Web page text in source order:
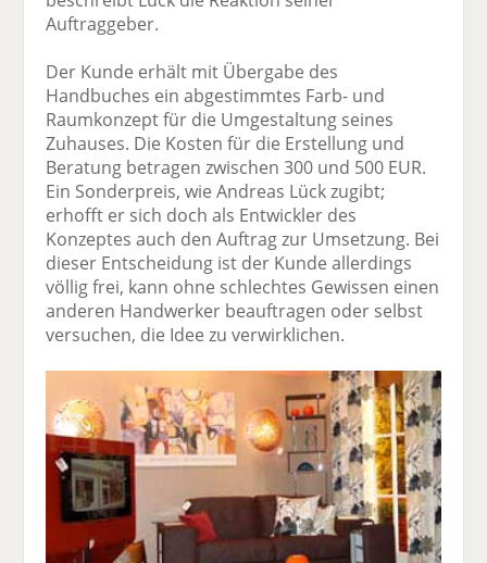
Auftraggeber.
Der Kunde erhält mit Übergabe des
Handbuches ein abgestimmtes Farb- und
Raumkonzept für die Umgestaltung seines
Zuhauses. Die Kosten für die Erstellung und
Beratung betragen zwischen 300 und 500 EUR.
Ein Sonderpreis, wie Andreas Lück zugibt;
erhofft er sich doch als Entwickler des
Konzeptes auch den Auftrag zur Umsetzung. Bei
dieser Entscheidung ist der Kunde allerdings
völlig frei, kann ohne schlechtes Gewissen einen
anderen Handwerker beauftragen oder selbst
versuchen, die Idee zu verwirklichen.